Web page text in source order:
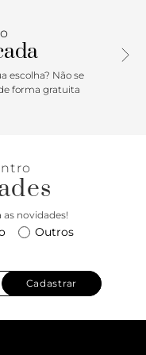
escolha? Não se
forma gratuita
novidades!
Outros
Cadastrar